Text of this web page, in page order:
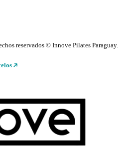
reservados © Innove Pilates Paraguay.